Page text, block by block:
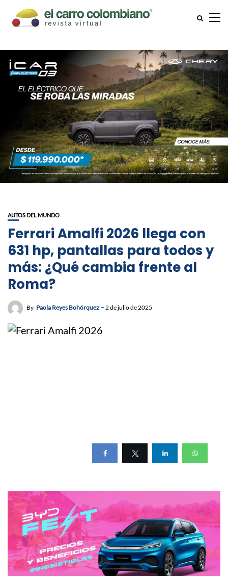
AUTOS DEL MUNDO
Ferrari Amalfi 2026 llega con
631 hp, pantallas para todos y
más: ¿Qué cambia frente al
Roma?
By Paola Reyes Bohórquez 2 de julio de 2025